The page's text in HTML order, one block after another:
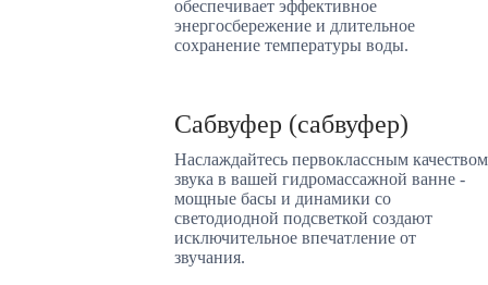
обеспечивает эффективное
энергосбережение и длительное
сохранение температуры воды.
Сабвуфер (сабвуфер)
Наслаждайтесь первоклассным качеством
звука в вашей гидромассажной ванне -
мощные басы и динамики со
светодиодной подсветкой создают
исключительное впечатление от
звучания.